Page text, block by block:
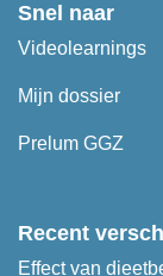
Snel naar
Videolearnings
Mijn dossier
Prelum GGZ
Recent
Effect van